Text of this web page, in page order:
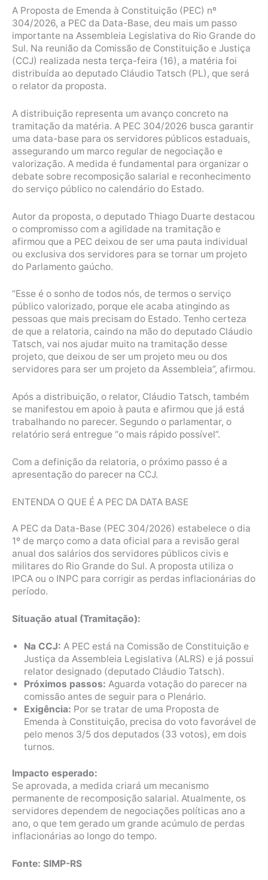
A Proposta de Emenda à Constituição (PEC) nº
304/2026, a PEC da Data-Base, deu mais um passo
importante na Assembleia Legislativa do Rio Grande do
Sul. Na reunião da Comissão de Constituição e Justiça
(CCJ) realizada nesta terça-feira (16), a matéria foi
distribuída ao deputado Cláudio Tatsch (PL), que será
o relator da proposta.
A distribuição representa um avanço concreto na
tramitação da matéria. A PEC 304/2026 busca garantir
uma data-base para os servidores públicos estaduais,
assegurando um marco regular de negociação e
valorização. A medida é fundamental para organizar o
debate sobre recomposição salarial e reconhecimento
do serviço público no calendário do Estado.
Autor da proposta, o deputado Thiago Duarte destacou
o compromisso com a agilidade na tramitação e
afirmou que a PEC deixou de ser uma pauta individual
ou exclusiva dos servidores para se tornar um projeto
do Parlamento gaúcho.
“Esse é o sonho de todos nós, de termos o serviço
público valorizado, porque ele acaba atingindo as
pessoas que mais precisam do Estado. Tenho certeza
de que a relatoria, caindo na mão do deputado Cláudio
Tatsch, vai nos ajudar muito na tramitação desse
projeto, que deixou de ser um projeto meu ou dos
servidores para ser um projeto da Assembleia”, afirmou.
Após a distribuição, o relator, Cláudio Tatsch, também
se manifestou em apoio à pauta e afirmou que já está
trabalhando no parecer. Segundo o parlamentar, o
relatório será entregue “o mais rápido possível”.
Com a definição da relatoria, o próximo passo é a
apresentação do parecer na CCJ.
ENTENDA O QUE É A PEC DA DATA BASE
A PEC da Data-Base (PEC 304/2026) estabelece o dia
1º de março como a data oficial para a revisão geral
anual dos salários dos servidores públicos civis e
militares do Rio Grande do Sul. A proposta utiliza o
IPCA ou o INPC para corrigir as perdas inflacionárias do
período.
Situação atual (Tramitação):
Na CCJ: A PEC está na Comissão de Constituição e
Justiça da Assembleia Legislativa (ALRS) e já possui
relator designado (deputado Cláudio Tatsch).
Próximos passos: Aguarda votação do parecer na
comissão antes de seguir para o Plenário.
Exigência: Por se tratar de uma Proposta de
Emenda à Constituição, precisa do voto favorável de
pelo menos 3/5 dos deputados (33 votos), em dois
turnos.
Impacto esperado:
Se aprovada, a medida criará um mecanismo
permanente de recomposição salarial. Atualmente, os
servidores dependem de negociações políticas ano a
ano, o que tem gerado um grande acúmulo de perdas
inflacionárias ao longo do tempo.
Fonte: SIMP-RS